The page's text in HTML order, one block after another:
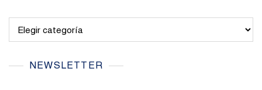
NEWSLETTER